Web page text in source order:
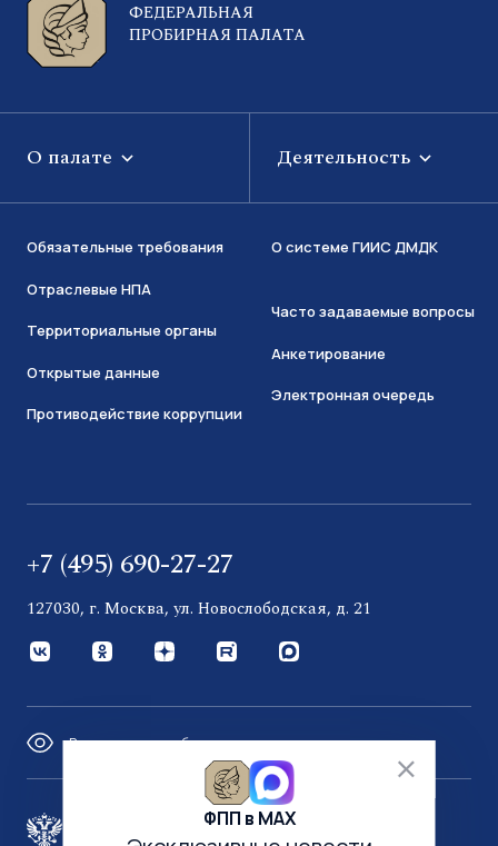
ФЕДЕРАЛЬНАЯ
ПРОБИРНАЯ ПАЛАТА
О палате Деятельность
Обязательные требования
Отраслевые НПА
Территориальные органы
Открытые данные
Противодействие коррупции
О системе ГИИС ДМДК
Часто задаваемые вопросы
Анкетирование
Электронная очередь
+7 (495) 690-27-27
127030, г. Москва, ул. Новослободская, д. 21
Версия для слабовидящих
Правительство России
ФПП в МАХ